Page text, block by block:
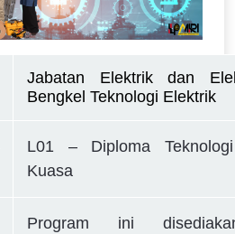
Jabatan Elektrik dan
Bengkel Teknologi Elektrik
L01 – Diploma
Kuasa
Program ini